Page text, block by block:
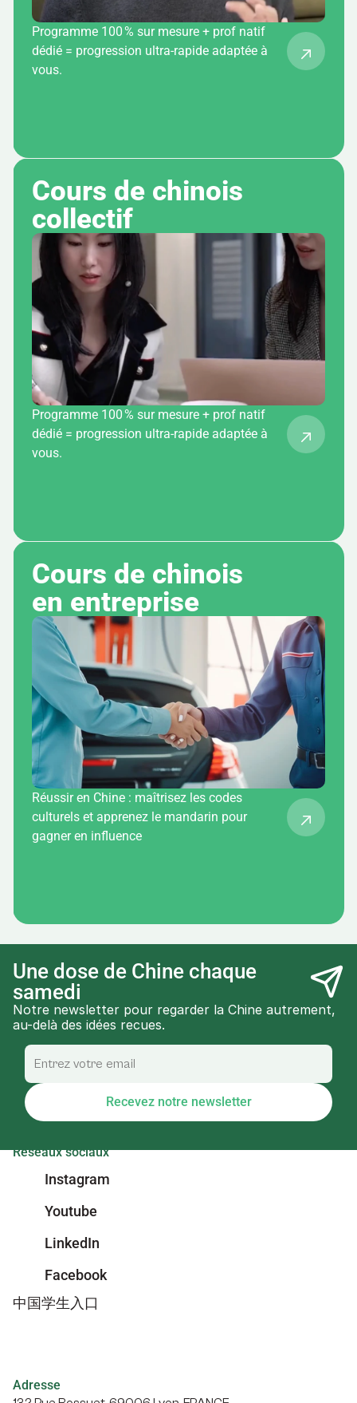
Programme 100 % sur mesure + prof natif
dédié = progression ultra-rapide adaptée à
vous.
Cours de chinois
collectif
Programme 100 % sur mesure + prof natif
dédié = progression ultra-rapide adaptée à
vous.
Cours de chinois
en entreprise
Réussir en Chine : maîtrisez les codes
culturels et apprenez le mandarin pour
gagner en influence
Recevez notre newsletter
Une dose de Chine chaque
samedi
Notre newsletter pour regarder la Chine autrement,
au-delà des idées recues.
Réseaux sociaux
Instagram
Youtube
LinkedIn
Facebook
中国学生入口
Adresse